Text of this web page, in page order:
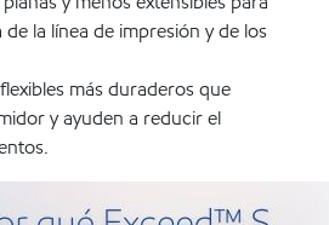
la línea de impresión y de los
más duraderos que
y ayuden a reducir el